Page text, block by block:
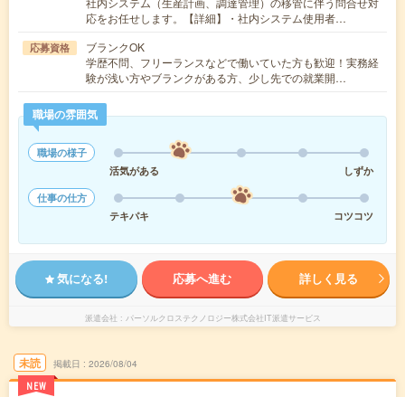
応をお任せします。【詳細】・社内システム使用者…
応募資格
ブランクOK
学歴不問、フリーランスなどで働いていた方も歓迎！実務経
験が浅い方やブランクがある方、少し先での就業開…
職場の雰囲気
職場の様子
活気がある
しずか
仕事の仕方
テキパキ
コツコツ
気になる! 応募へ進む 詳しく見る
派遣会社 パーソルクロステクノロジー株式会社IT派遣サービス
未読
NEW
掲載日 2026/08/04